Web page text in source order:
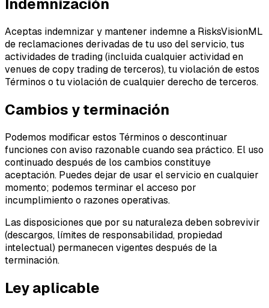
Indemnización
Aceptas indemnizar y mantener indemne a RisksVisionML
de reclamaciones derivadas de tu uso del servicio, tus
actividades de trading (incluida cualquier actividad en
venues de copy trading de terceros), tu violación de estos
Términos o tu violación de cualquier derecho de terceros.
Cambios y terminación
Podemos modificar estos Términos o descontinuar
funciones con aviso razonable cuando sea práctico. El uso
continuado después de los cambios constituye
aceptación. Puedes dejar de usar el servicio en cualquier
momento; podemos terminar el acceso por
incumplimiento o razones operativas.
Las disposiciones que por su naturaleza deben sobrevivir
(descargos, límites de responsabilidad, propiedad
intelectual) permanecen vigentes después de la
terminación.
Ley aplicable